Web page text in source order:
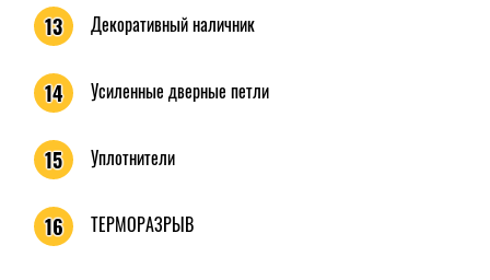
13 Декоративный наличник
14 Усиленные дверные петли
15 Уплотнители
16 ТЕРМОРАЗРЫВ